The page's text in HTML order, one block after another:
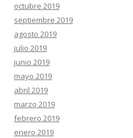
octubre 2019
septiembre 2019
agosto 2019
julio 2019
junio 2019
mayo 2019
abril 2019
marzo 2019
febrero 2019
enero 2019